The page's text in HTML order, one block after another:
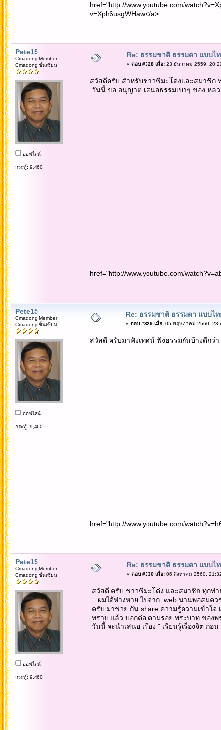
href="http://www.youtube.com/
v=Xph6usgWHaw</a>
Pete15
Cmadong Member
Cmadong ชั้นเซียน
ออฟไลน์
กระทู้: 9,460
Re: ธรรมชาติ ธรรมดา แบบไ
« ตอบ #328 เมื่อ:23 ธันวาคม 2559,
สวัสดีครับ สำหรับชาวซีมะโด่งและสมาชิก
วันนี้ ขอ อนุญาต เสนอธรรมเบาๆ ของ หล
href="http://www.youtube.com/
Pete15
Cmadong Member
Cmadong ชั้นเซียน
ออฟไลน์
กระทู้: 9,460
Re: ธรรมชาติ ธรรมดา แบบไท
« ตอบ #329 เมื่อ:05 พฤษภาคม 2560,
สวัสดี ครับมาฟังเทศน์ ฟังธรรมกันบ้างดีกว่า
href="http://www.youtube.com/
Pete15
Cmadong Member
Cmadong ชั้นเซียน
ออฟไลน์
กระทู้: 9,460
Re: ธรรมชาติ ธรรมดา แบบไ
« ตอบ #330 เมื่อ:06 สิงหาคม 2560,
สวัสดี ครับ ชาวซีมะโด่ง และสมาชิก ทุกท่
ผมได้ห่างหาย ไปจาก web นานพอสมคว
ครับ มาช่วย กัน share ความรู้ความเข้าใจ
ทราบ แล้ว บอกต่อ ตามรอย พระบาท ของพ
วันนี้ จะนำเสนอ เรื่อง " เรียนรู้เรื่องจิต ก่